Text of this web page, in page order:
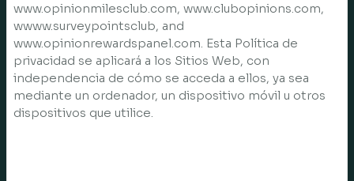
www.opinionmilesclub.com, www.clubopinions.com,
wwww.surveypointsclub, and
www.opinionrewardspanel.com. Esta Política de
privacidad se aplicará a los Sitios Web, con
independencia de cómo se acceda a ellos, ya sea
mediante un ordenador, un dispositivo móvil u otros
dispositivos que utilice.